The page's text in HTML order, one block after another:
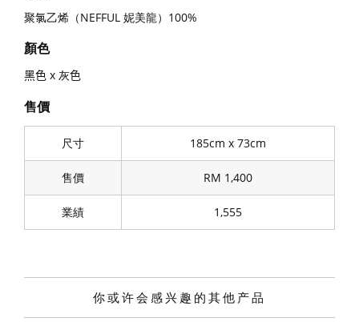
聚氯乙烯（NEFFUL 妮美龍）100%
顏色
黑色 x 灰色
售價
尺寸 185cm x 73cm
售價 RM 1,400
業績 1,555
你或许会感兴趣的其他产品